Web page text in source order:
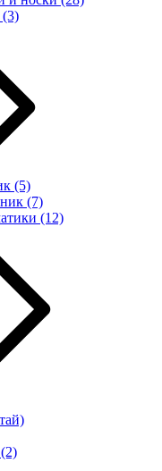
(3)
(5)
(7)
(12)
(2)